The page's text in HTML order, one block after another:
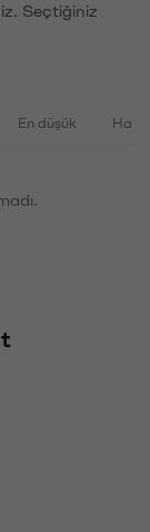
Seçtiğiniz
En düşük